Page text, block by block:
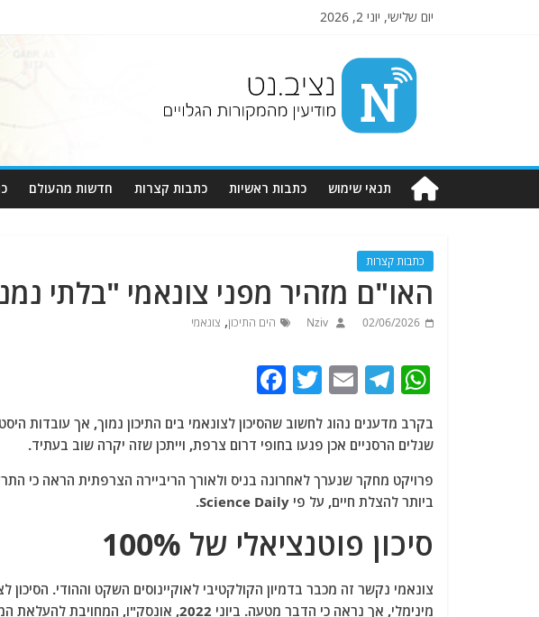
יום שלישי, יוני 2, 2026
Nziv.net
מודיעין
מהמקורות
תנאי שימוש כתבות ראשיות כתבות קצרות חדשות מהעולם
כתבות קצרות
האו"ם מזהיר מפני צונאמי "בלתי
02/06/2026
Nziv הים התיכון, צונאמי
W
at
s
A
p
T
e
g
ra
E
m
ai
l
T
itt
er
c
e
b
o
o
k
בקרב מדענים נהוג לחשוב שהסיכון לצונאמי בים התיכון נמוך, אך עובדות
שגלים הרסניים אכן פגעו בחופי דרום צרפת, וייתכן שזה יקרה שוב בעתיד.
פרויקט מחקר שנערך לאחרונה בניס ולאורך הריביירה הצרפתית הראה כי
ביותר להצלת חיים, על פי Science Daily.
סיכון פוטנציאלי של 100%
צונאמי נקשר זה מכבר בדמיון הקולקטיבי לאוקיינוסים השקט וההודי. הסיכון
מינימלי, אך נראה כי הדבר מטעה. ביוני 2022,